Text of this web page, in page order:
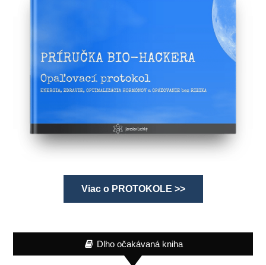
Viac o PROTOKOLE >>
Dlho očakávaná kniha